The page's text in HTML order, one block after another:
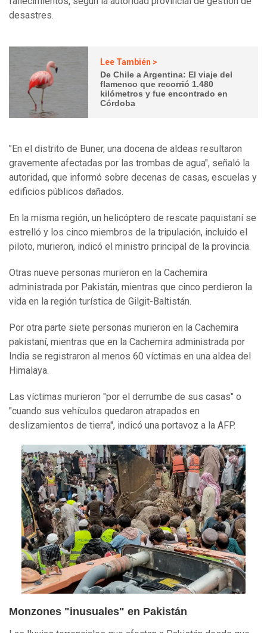
desastres.
Lee También >
De Chile a Argentina: El viaje del
flamenco que recorrió 1.480
kilómetros y fue encontrado en
Córdoba
"En el distrito de Buner, una docena de aldeas resultaron
gravemente afectadas por las trombas de agua", señaló la
autoridad, que informó sobre decenas de casas, escuelas y
edificios públicos dañados.
En la misma región, un helicóptero de rescate paquistaní se
estrelló y los cinco miembros de la tripulación, incluido el
piloto, murieron, indicó el ministro principal de la provincia.
Otras nueve personas murieron en la Cachemira
administrada por Pakistán, mientras que cinco perdieron la
vida en la región turística de Gilgit-Baltistán.
Por otra parte siete personas murieron en la Cachemira
pakistaní, mientras que en la Cachemira administrada por
India se registraron al menos 60 víctimas en una aldea del
Himalaya.
Las víctimas murieron "por el derrumbe de sus casas" o
"cuando sus vehículos quedaron atrapados en
deslizamientos de tierra", indicó una portavoz a la AFP.
Monzones "inusuales" en Pakistán